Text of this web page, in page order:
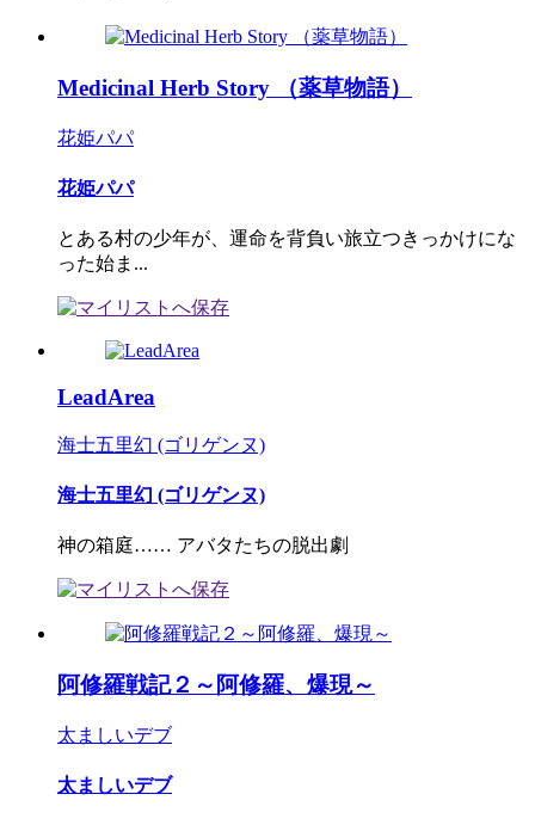
Medicinal Herb Story （薬草物語）
花姫パパ
花姫パパ
とある村の少年が、運命を背負い旅立つきっかけにな
った始ま...
LeadArea
海士五里幻 (ゴリゲンヌ)
海士五里幻 (ゴリゲンヌ)
神の箱庭…… アバタたちの脱出劇
阿修羅戦記２～阿修羅、爆現～
太ましいデブ
太ましいデブ